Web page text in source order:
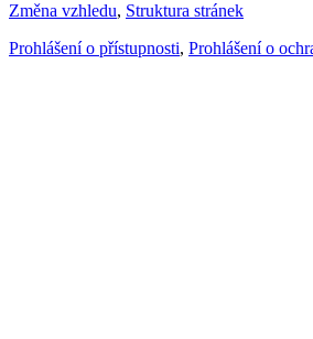
Změna vzhledu, Struktura stránek
Prohlášení o přístupnosti, Prohlášení o